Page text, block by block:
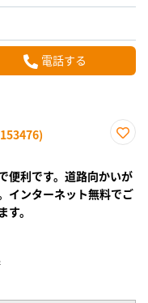
電話する
り登
録
便利です。道路向かいが
インターネット無料でご
。